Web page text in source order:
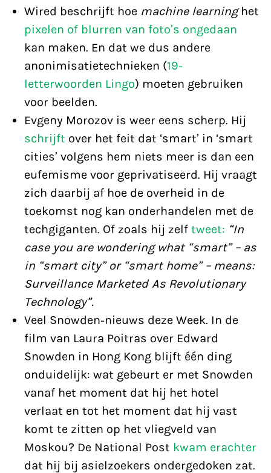
Wired beschrijft hoe machine learninghet
pixelen of blurren van foto’s ongedaan
kan maken. En dat we dus andere
anonimisatietechnieken (19-
letterwoorden Lingo) moeten gebruiken
voor beelden.
Evgeny Morozov is weer eens scherp. Hij
schrijft over het feit dat ‘smart’ in ‘smart
cities’ volgens hem niets meer is dan een
eufemisme voor geprivatiseerd. Hij vraagt
zich daarbij af hoe de overheid in de
toekomst nog kan onderhandelen met de
techgiganten. Of zoals hij zelf tweet: “In
case you are wondering what “smart” – as
in “smart city” or “smart home” – means:
Surveillance Marketed As Revolutionary
Technology”.
Veel Snowden-nieuws deze Week. In de
film van Laura Poitras over Edward
Snowden in Hong Kong blijft één ding
onduidelijk: wat gebeurt er met Snowden
vanaf het moment dat hij het hotel
verlaat en tot het moment dat hij vast
komt te zitten op het vliegveld van
Moskou? De National Post kwam erachter
dat hij bij asielzoekers ondergedoken zat.